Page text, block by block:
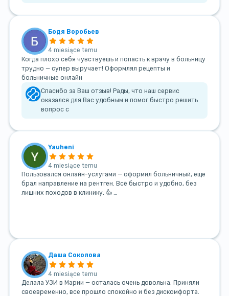
Бодя Воробьев
4 miesiące temu
Когда плохо себя чувствуешь и попасть к врачу в больницу
трудно — супер выручает! Оформлял рецепты и
больничные онлайн
Спасибо за Ваш отзыв! Рады, что наш сервис
оказался для Вас удобным и помог быстро решить
вопрос с
Yauheni
4 miesiące temu
Пользовался онлайн-услугами — оформил больничный, еще
брал направление на рентген. Всё быстро и удобно, без
лишних походов в клинику. 👍 …
Даша Соколова
4 miesiące temu
Делала УЗИ в Марии — осталась очень довольна. Приняли
своевременно, все прошло спокойно и без дискомфорта.